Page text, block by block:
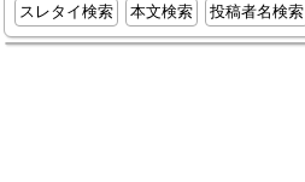
スレタイ検索 本文検索 投稿者名検索